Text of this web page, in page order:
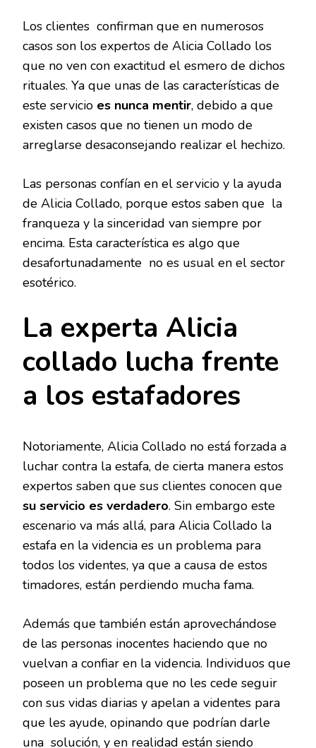
Los clientes confirman que en numerosos
casos son los expertos de Alicia Collado los
que no ven con exactitud el esmero de dichos
rituales. Ya que unas de las características de
este servicio es nunca mentir, debido a que
existen casos que no tienen un modo de
arreglarse desaconsejando realizar el hechizo.
Las personas confían en el servicio y la ayuda
de Alicia Collado, porque estos saben que la
franqueza y la sinceridad van siempre por
encima. Esta característica es algo que
desafortunadamente no es usual en el sector
esotérico.
La experta Alicia
collado lucha frente
a los estafadores
Notoriamente, Alicia Collado no está forzada a
luchar contra la estafa, de cierta manera estos
expertos saben que sus clientes conocen que
su servicio es verdadero. Sin embargo este
escenario va más allá, para Alicia Collado la
estafa en la videncia es un problema para
todos los videntes, ya que a causa de estos
timadores, están perdiendo mucha fama.
Además que también están aprovechándose
de las personas inocentes haciendo que no
vuelvan a confiar en la videncia. Individuos que
poseen un problema que no les cede seguir
con sus vidas diarias y apelan a videntes para
que les ayude, opinando que podrían darle
una solución, y en realidad están siendo